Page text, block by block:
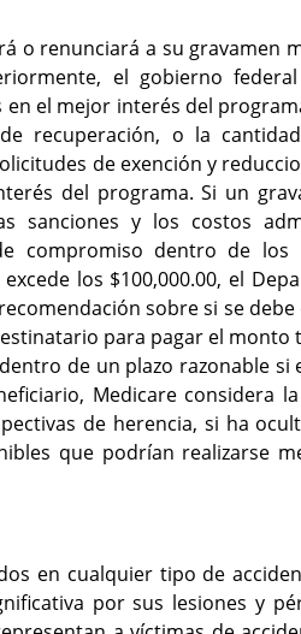
o renunciará a su gravamen
el gobierno
el mejor interés del
recuperación, o la
de exención y
del programa. Si un
sanciones y los costos
compromiso dentro de
los $100,000.00, el
sobre si se
para pagar el
de un plazo razonable si
Medicare considera
de herencia, si ha
que podrían realizarse
en cualquier tipo de
por sus lesiones y